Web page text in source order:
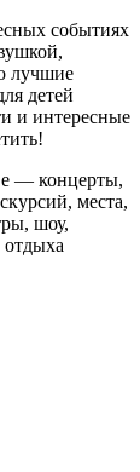
событиях
лучшие
детей
и интересные
— концерты,
места,
шоу,
отдыха